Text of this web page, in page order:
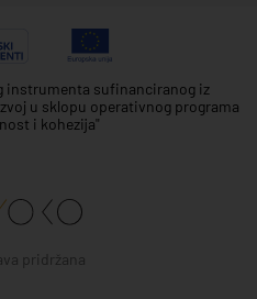
instrumenta sufinanciranog iz
u sklopu operativnog programa
i kohezija"
pridržana